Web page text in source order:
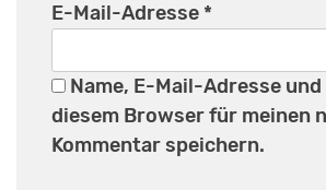
E-Mail-Adresse *
Name, E-Mail-Adresse
diesem Browser für meinen
Kommentar speichern.